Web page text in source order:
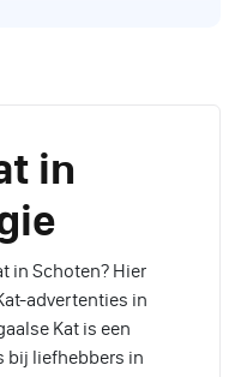
in
in Schoten? Hier
advertenties in
Kat is een
bij liefhebbers in